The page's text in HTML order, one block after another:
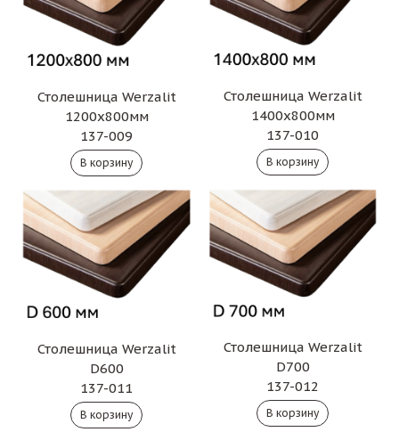
Столешница Werzalit
1200х800мм
137-009
Столешница Werzalit
1400х800мм
137-010
Столешница Werzalit
D600
137-011
Столешница Werzalit
D700
137-012